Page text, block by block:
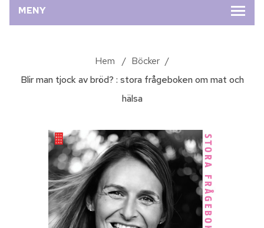
MENY
Hem / Böcker /
Blir man tjock av bröd? : stora frågeboken om mat och
hälsa